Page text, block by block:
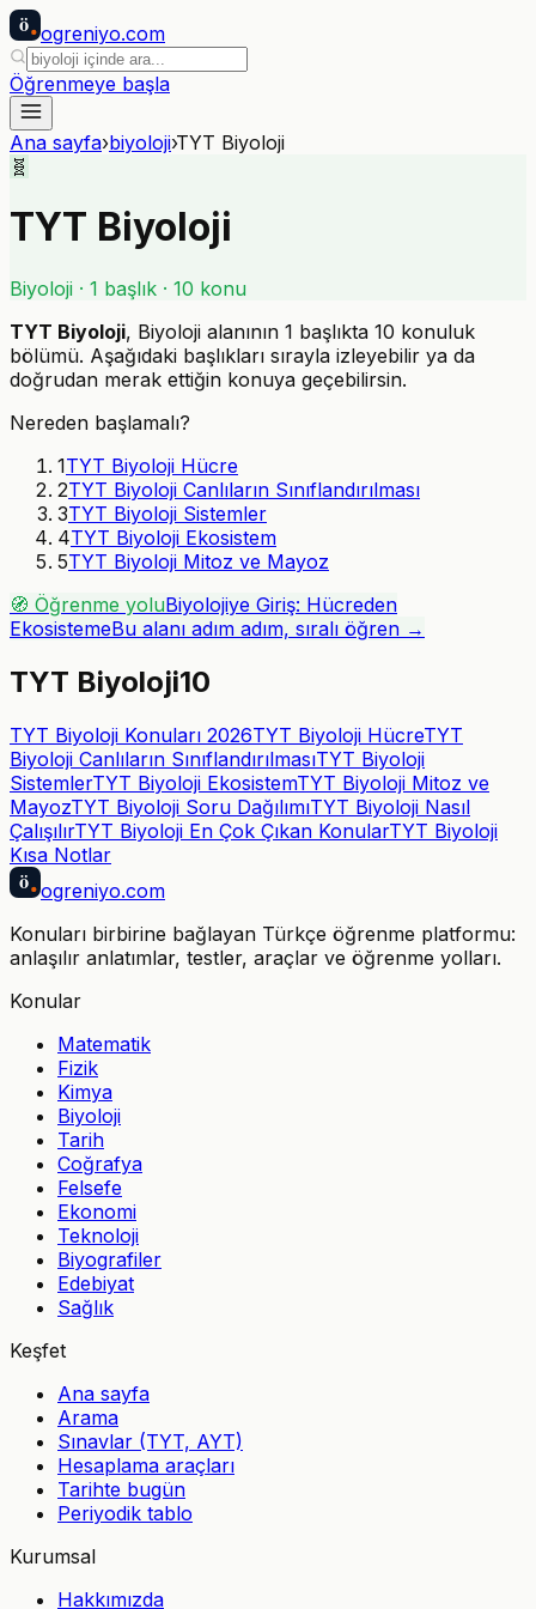
ö ogreniyo.com
Öğrenmeye başla
Ana sayfa›biyoloji›TYT Biyoloji
🧬
TYT Biyoloji
Biyoloji · 1 başlık · 10 konu
TYT Biyoloji, Biyoloji alanının 1 başlıkta 10 konuluk
bölümü. Aşağıdaki başlıkları sırayla izleyebilir ya da
doğrudan merak ettiğin konuya geçebilirsin.
Nereden başlamalı?
1TYT Biyoloji Hücre
2TYT Biyoloji Canlıların Sınıflandırılması
3TYT Biyoloji Sistemler
4TYT Biyoloji Ekosistem
5TYT Biyoloji Mitoz ve Mayoz
🧭 Öğrenme yoluBiyolojiye Giriş: Hücreden
EkosistemeBu alanı adım adım, sıralı öğren →
TYT Biyoloji10
TYT Biyoloji Konuları 2026TYT Biyoloji HücreTYT
Biyoloji Canlıların SınıflandırılmasıTYT Biyoloji
SistemlerTYT Biyoloji EkosistemTYT Biyoloji Mitoz ve
MayozTYT Biyoloji Soru DağılımıTYT Biyoloji Nasıl
ÇalışılırTYT Biyoloji En Çok Çıkan KonularTYT Biyoloji
Kısa Notlar
ö ogreniyo.com
Konuları birbirine bağlayan Türkçe öğrenme platformu:
anlaşılır anlatımlar, testler, araçlar ve öğrenme yolları.
Konular
Matematik
Fizik
Kimya
Biyoloji
Tarih
Coğrafya
Felsefe
Ekonomi
Teknoloji
Biyografiler
Edebiyat
Sağlık
Keşfet
Ana sayfa
Arama
Sınavlar (TYT, AYT)
Hesaplama araçları
Tarihte bugün
Periyodik tablo
Kurumsal
Hakkımızda